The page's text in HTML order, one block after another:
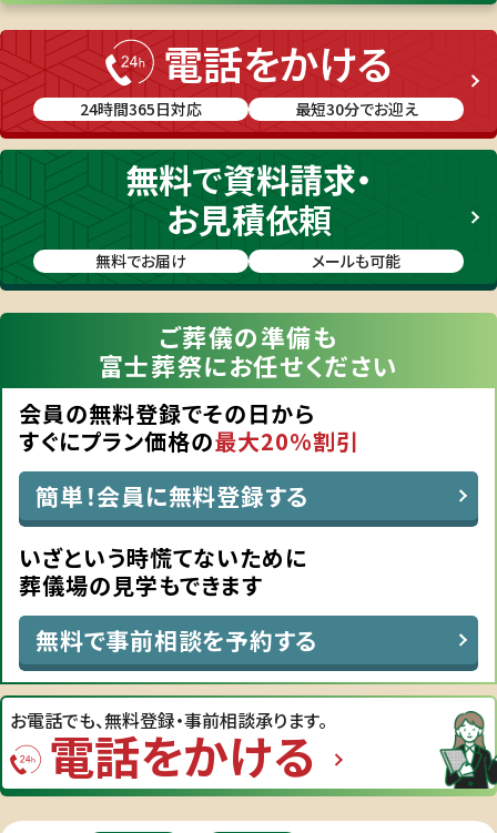
電話をかける
24時間365日対応 最短30分でお迎え
無料で資料請求・
お見積依頼
無料でお届け メールも可能
ご葬儀の準備も
富士葬祭にお任せください
会員の無料登録でその日から
すぐにプラン価格の最大20%割引
簡単！会員に無料登録する
いざという時慌てないために
葬儀場の見学もできます
無料で事前相談を予約する
お電話でも、無料登録・事前相談承ります。
電話をかける